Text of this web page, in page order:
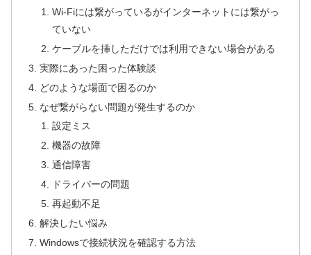
Wi-Fiには繋がっているがインターネットには繋がっ
ていない
ケーブルを挿しただけでは利用できない場合がある
実際にあった困った体験談
どのような場面で困るのか
なぜ繋がらない問題が発生するのか
設定ミス
機器の故障
通信障害
ドライバーの問題
再起動不足
解決したい悩み
Windowsで接続状況を確認する方法